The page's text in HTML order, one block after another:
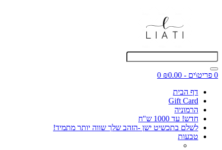
0 פריט\ים - ₪0.00
0
דף הבית
Gift Card
הרמוניה
חדש! עד 1000 ש"ח
לשלם בתכשיט ישן -הזהב שלך שווה יותר מתמיד!
טבעות